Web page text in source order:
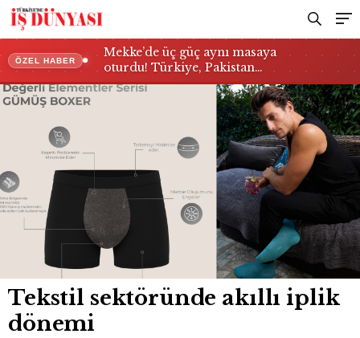
ÖZEL HABER
Mekke’de üç güç aynı masaya
oturdu! Türkiye, Pakistan…
Tekstil sektöründe akıllı iplik
dönemi